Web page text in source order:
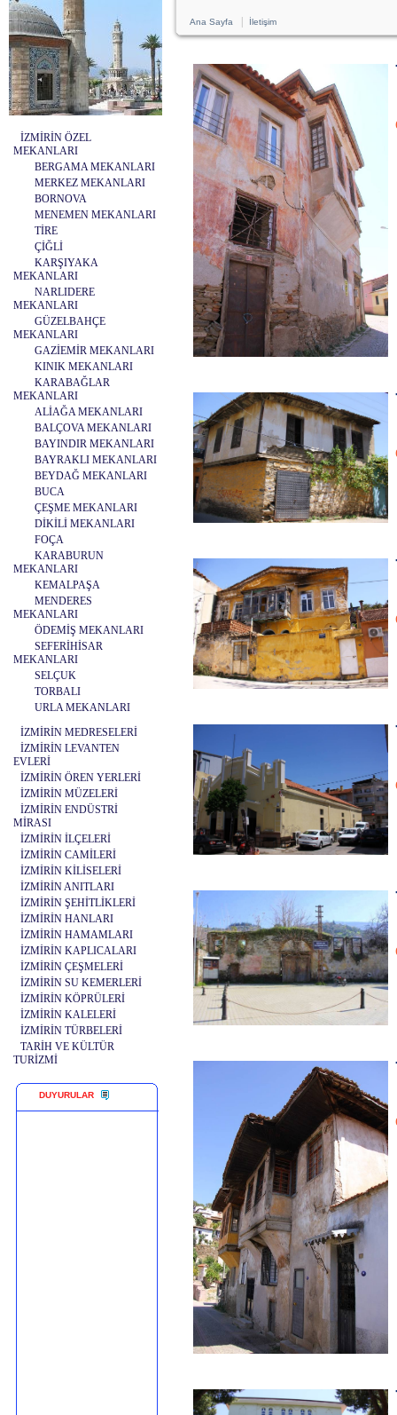
İZMİRİN ÖZEL
MEKANLARI
BERGAMA MEKANLARI
MERKEZ MEKANLARI
BORNOVA
MENEMEN MEKANLARI
TİRE
ÇİĞLİ
KARŞIYAKA
MEKANLARI
NARLIDERE
MEKANLARI
GÜZELBAHÇE
MEKANLARI
GAZİEMİR MEKANLARI
KINIK MEKANLARI
KARABAĞLAR
MEKANLARI
ALİAĞA MEKANLARI
BALÇOVA MEKANLARI
BAYINDIR MEKANLARI
BAYRAKLI MEKANLARI
BEYDAĞ MEKANLARI
BUCA
ÇEŞME MEKANLARI
DİKİLİ MEKANLARI
FOÇA
KARABURUN
MEKANLARI
KEMALPAŞA
MENDERES
MEKANLARI
ÖDEMİŞ MEKANLARI
SEFERİHİSAR
MEKANLARI
SELÇUK
TORBALI
URLA MEKANLARI
İZMİRİN MEDRESELERİ
İZMİRİN LEVANTEN
EVLERİ
İZMİRİN ÖREN YERLERİ
İZMİRİN MÜZELERİ
İZMİRİN ENDÜSTRİ
MİRASI
İZMİRİN İLÇELERİ
İZMİRİN CAMİLERİ
İZMİRİN KİLİSELERİ
İZMİRİN ANITLARI
İZMİRİN ŞEHİTLİKLERİ
İZMİRİN HANLARI
İZMİRİN HAMAMLARI
İZMİRİN KAPLICALARI
İZMİRİN ÇEŞMELERİ
İZMİRİN SU KEMERLERİ
İZMİRİN KÖPRÜLERİ
İZMİRİN KALELERİ
İZMİRİN TÜRBELERİ
TARİH VE KÜLTÜR
TURİZMİ
DUYURULAR
Ana Sayfa İletişim